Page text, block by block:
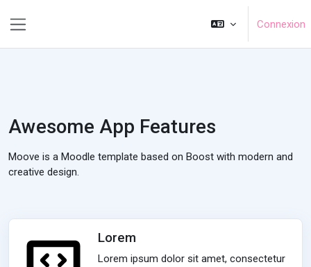
Connexion
Awesome App Features
Moove is a Moodle template based on Boost with modern and
creative design.
Lorem
Lorem ipsum dolor sit amet, consectetur